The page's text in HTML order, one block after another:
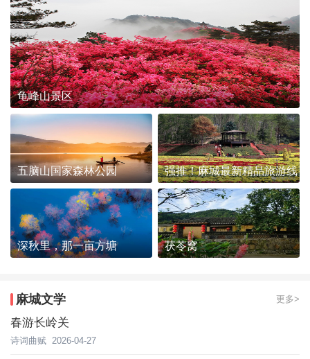
龟峰山景区
五脑山国家森林公园 强推！麻城最新精品旅游线
路发布~
深秋里，那一亩方塘 茯苓窝
麻城文学 更多>
春游长岭关
诗词曲赋 2026-04-27